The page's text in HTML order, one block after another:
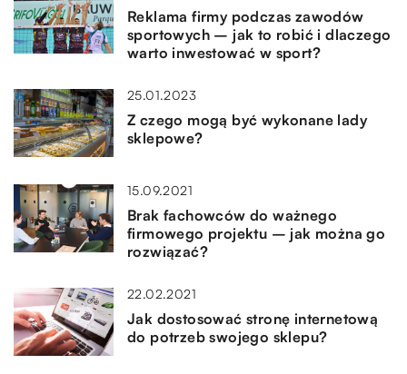
Reklama firmy podczas zawodów
sportowych – jak to robić i dlaczego
warto inwestować w sport?
25.01.2023
Z czego mogą być wykonane lady
sklepowe?
15.09.2021
Brak fachowców do ważnego
firmowego projektu – jak można go
rozwiązać?
22.02.2021
Jak dostosować stronę internetową
do potrzeb swojego sklepu?